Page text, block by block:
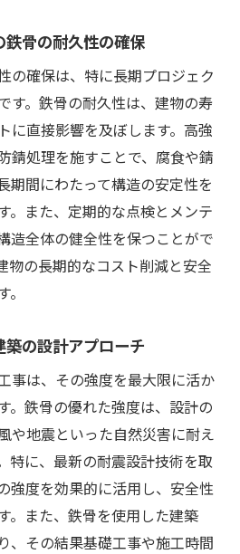
計最適化の未来
た施工シミュレーション
る施工現場の風景
よるプロジェクト管理の進
る鉄骨工事の革新性
両立する新素材の紹介
するための素材革新
減する持続可能な材料
全性とその評価
させるための素材選定
境配慮と持続可能性の実現
ーな鉄骨工事の実践法
ギーとの連携
設計と建築の融合
骨の選定基準
骨の耐久性の確保
の確保は、特に長期プロジェク
す。鉄骨の耐久性は、建物の寿
に直接影響を及ぼします。高強
錆処理を施すことで、腐食や錆
期間にわたって構造の安定性を
。また、定期的な点検とメンテ
造全体の健全性を保つことがで
物の長期的なコスト削減と安全
の設計アプローチ
事は、その強度を最大限に活か
。鉄骨の優れた強度は、設計の
や地震といった自然災害に耐え
特に、最新の耐震設計技術を取
強度を効果的に活用し、安全性
。また、鉄骨を使用した建築
、その結果基礎工事や施工時間